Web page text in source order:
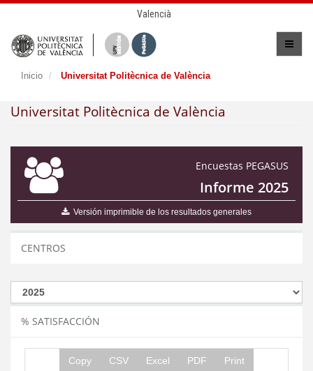
Valencià
Inicio Universitat Politècnica de València
Universitat Politècnica de València
Encuestas PEGASUS
Informe 2025
Versión imprimible de los resultados generales
CENTROS
% SATISFACCIÓN
Copy CSV Excel PDF Print